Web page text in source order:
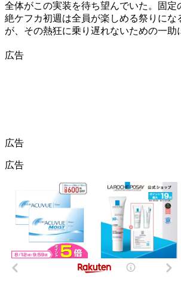
全体がこの実装を待ち望んでいた。固定
絶ケフカ初週は全員が楽しめる祭りにな
が、その熱狂に乗り遅れないための一助
広告
広告
広告